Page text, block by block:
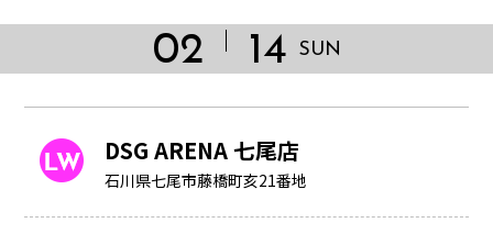
02 14 SUN
DSG ARENA 七尾店
石川県七尾市藤橋町亥21番地